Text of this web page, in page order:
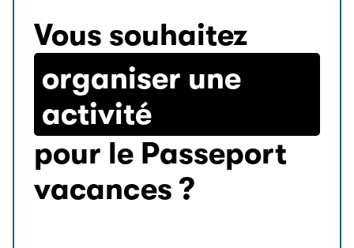
Vous souhaitez
organiser une
activité
pour le Passeport
vacances ?